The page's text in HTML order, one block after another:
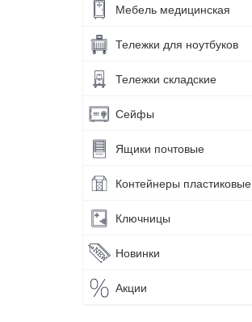
Мебель медицинская
Тележки для ноутбуков
Тележки складские
Сейфы
Ящики почтовые
Контейнеры пластиковые
Ключницы
Новинки
Акции